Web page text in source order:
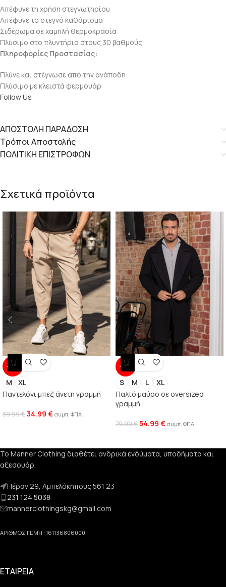
Απέφυγε τη χρήση στεγνωτηρίου
Απέφυγε το στεγνό καθάρισμα
Σιδέρωμα σε χαμηλή θερμοκρασία
Πλύσιμο στο πλυντήριο στους 30 βαθμούς
Πληροφορίες Προστασίας:
Πλύνε και στέγνωσε από την ανάποδη
Πλύσιμο με κλειστά φερμουάρ
Follow Us
ΑΠΟΣΤΟΛΗ ΠΑΡΑΔΟΣΗ
Τρόποι Αποστολής
ΠΟΛΙΤΙΚΗ ΕΠΙΣΤΡΟΦΩΝ
Σχετικά προϊόντα
-13%
M
XL
Παντελόνι μπεζ άνετη γραμμή
39.99€34.99 € συμπ. ΦΠΑ
-31%
S M L
XL
Παλτό μαύρο σε oversized
γραμμή
79.99€54.99 € συμπ. ΦΠΑ
Το Manner Clothing διαθέτει ανδρικά ενδύματα, υποδήματα και
αξεσουάρ.
Πέραν 29, Αμπελόκηπους 561 23
231 124 5038
mannerclothingskg@gmail.com
ΑΡΙΘΜΟΣ ΓΕΜΗ : 161136806000
ΕΤΑΙΡΕΙΑ